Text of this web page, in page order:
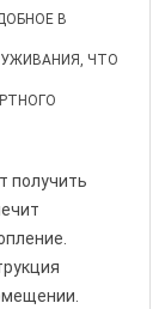
В
ЧТО
получить